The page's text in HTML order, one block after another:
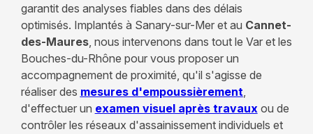
garantit des analyses fiables dans des délais
optimisés. Implantés à Sanary-sur-Mer et au Cannet-
des-Maures, nous intervenons dans tout le Var et les
Bouches-du-Rhône pour vous proposer un
accompagnement de proximité, qu'il s'agisse de
réaliser des mesures d'empoussièrement,
d'effectuer un examen visuel après travauxou de
contrôler les réseaux d'assainissement individuels et